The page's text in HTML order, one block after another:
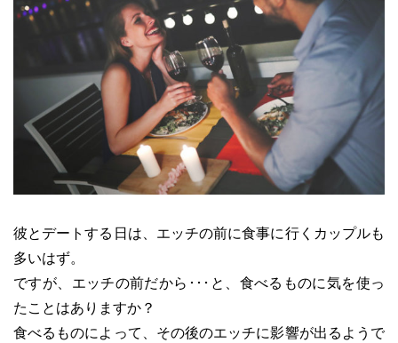
彼とデートする日は、エッチの前に食事に行くカップルも
多いはず。
ですが、エッチの前だから･･･と、食べるものに気を使っ
たことはありますか？
食べるものによって、その後のエッチに影響が出るようで